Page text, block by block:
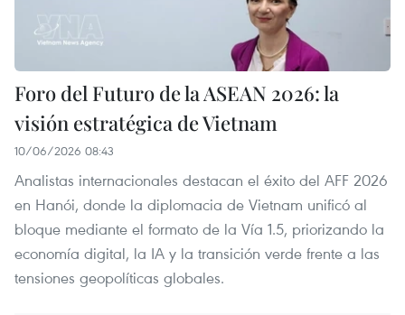
Foro del Futuro de la ASEAN 2026: la
visión estratégica de Vietnam
10/06/2026 08:43
Analistas internacionales destacan el éxito del AFF 2026
en Hanói, donde la diplomacia de Vietnam unificó al
bloque mediante el formato de la Vía 1.5, priorizando la
economía digital, la IA y la transición verde frente a las
tensiones geopolíticas globales.